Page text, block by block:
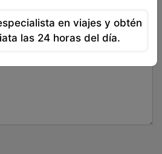
en viajes y obtén
las 24 horas del día.